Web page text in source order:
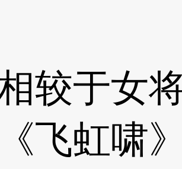
于女将
飞虹啸